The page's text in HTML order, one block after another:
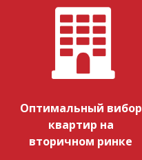
Оптимальный вибор
квартир на
вторичном ринке